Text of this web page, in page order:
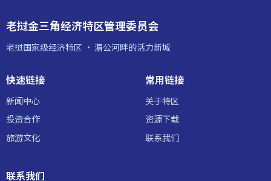
老挝金三角经济特区管理委员会
老挝国家级经济特区 · 湄公河畔的活力新城
快速链接
新闻中心
投资合作
旅游文化
常用链接
关于特区
资源下载
联系我们
联系我们